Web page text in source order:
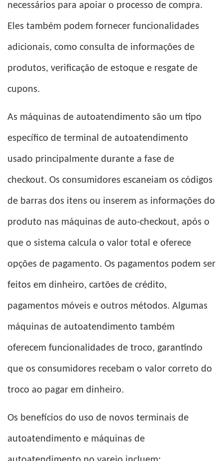
necessários para apoiar o processo de compra.
Eles também podem fornecer funcionalidades
adicionais, como consulta de informações de
produtos, verificação de estoque e resgate de
cupons.
As máquinas de autoatendimento são um tipo
específico de terminal de autoatendimento
usado principalmente durante a fase de
checkout. Os consumidores escaneiam os códigos
de barras dos itens ou inserem as informações do
produto nas máquinas de auto-checkout, após o
que o sistema calcula o valor total e oferece
opções de pagamento. Os pagamentos podem ser
feitos em dinheiro, cartões de crédito,
pagamentos móveis e outros métodos. Algumas
máquinas de autoatendimento também
oferecem funcionalidades de troco, garantindo
que os consumidores recebam o valor correto do
troco ao pagar em dinheiro.
Os benefícios do uso de novos terminais de
autoatendimento e máquinas de